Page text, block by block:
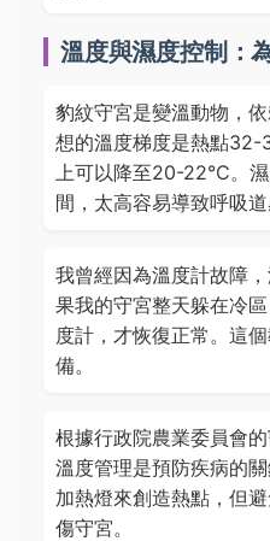
溫度與濕度控制：
豹紋守宮是變溫動物，
想的溫度梯度是熱點32-
上可以降至20-22°C。
間，太高容易導致呼吸
我曾經因為溫度計故障
果我的守宮整天躲在冷
度計，才恢復正常。這
備。
根據行政院農業委員會
溫度管理是預防疾病的
加熱燈來創造熱點，但
傷守宮。